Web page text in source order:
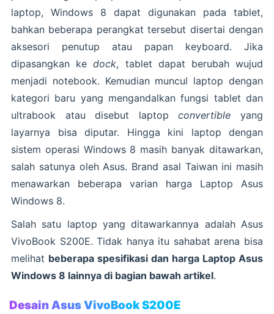
laptop, Windows 8 dapat digunakan pada tablet,
bahkan beberapa perangkat tersebut disertai dengan
aksesori penutup atau papan keyboard. Jika
dipasangkan kedock, tablet dapat berubah wujud
menjadi notebook. Kemudian muncul laptop dengan
kategori baru yang mengandalkan fungsi tablet dan
ultrabook atau disebut laptopconvertible yang
layarnya bisa diputar. Hingga kini laptop dengan
sistem operasi Windows 8 masih banyak ditawarkan,
salah satunya oleh Asus. Brand asal Taiwan ini masih
menawarkan beberapa varian harga Laptop Asus
Windows 8.
Salah satu laptop yang ditawarkannya adalah Asus
VivoBook S200E. Tidak hanya itu sahabat arena bisa
melihat beberapa spesifikasi dan harga Laptop Asus
Windows 8 lainnya di bagian bawah artikel.
Desain Asus VivoBook S200E